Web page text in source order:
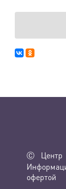
Ⓒ Центр
офертой